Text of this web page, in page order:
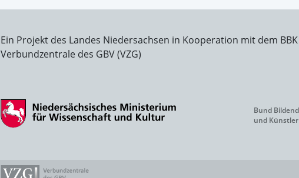
Ein Projekt des Landes Niedersachsen in Kooperation mit dem
Verbundzentrale des GBV (VZG)
Bund
und